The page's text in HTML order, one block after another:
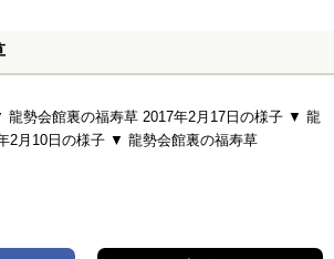
龍勢会館裏の福寿草 2017年2月17日の様子 ▼ 龍
2月10日の様子 ▼ 龍勢会館裏の福寿草